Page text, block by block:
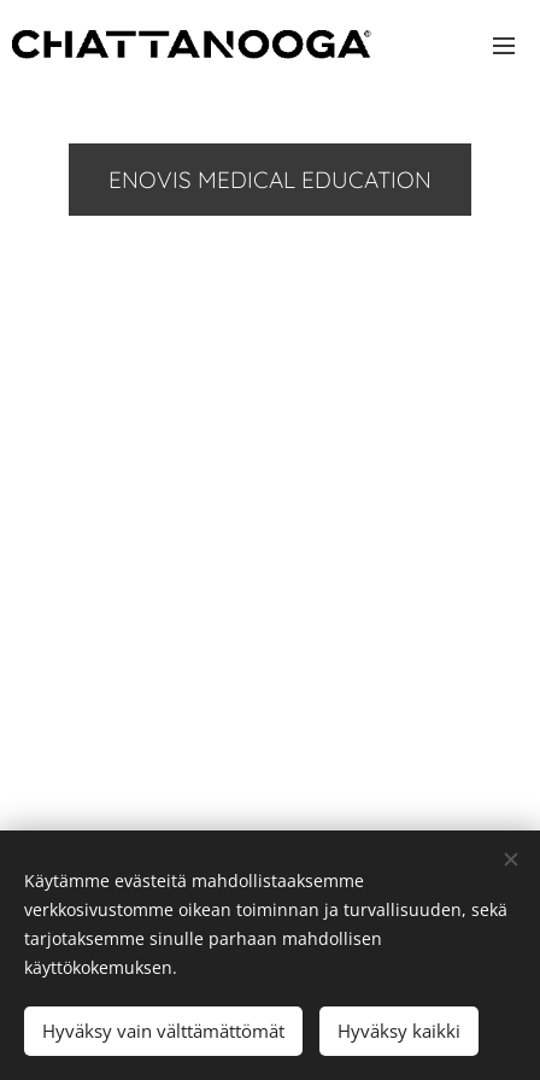
ENOVIS MEDICAL EDUCATION
© 2021 ENOVIS/DJO Nordic AB, Murmansgatan 126, 212 25
Malmö, Sweden. All rights reserved.
Skapad medWebnode Cookies
Käytämme evästeitä mahdollistaaksemme
verkkosivustomme oikean toiminnan ja turvallisuuden, sekä
tarjotaksemme sinulle parhaan mahdollisen
käyttökokemuksen.
Hyväksy vain välttämättömät Hyväksy kaikki